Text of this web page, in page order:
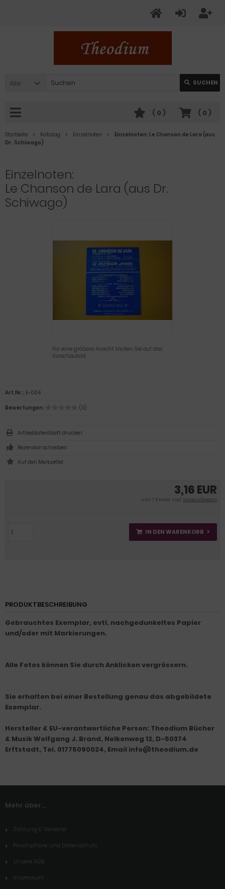
Alle SUCHEN
( 0 )
( 0 )
Startseite Katalog Einzelnoten
Einzelnoten: Le Chanson de Lara (aus
Dr. Schiwago)
Einzelnoten:
Le Chanson de Lara (aus Dr.
Schiwago)
Für eine größere Ansicht klicken Sie auf das
Vorschaubild
3,16 EUR
inkl. 7 % MwSt. zzgl.Versandkosten
IN DEN WARENKORB
Art.Nr.: E-004
Bewertungen:
(0)
Artikeldatenblatt drucken
Rezension schreiben
PRODUKTBESCHREIBUNG
Gebrauchtes Exemplar, evtl. nachgedunkeltes Papier
und/oder mit Markierungen.
Alle Fotos können Sie durch Anklicken vergrössern.
Sie erhalten bei einer Bestellung genau das abgebildete
Exemplar.
Hersteller & EU-verantwortliche Person: Theodium Bücher
& Musik Wolfgang J. Brand, Nelkenweg 12, D-50374
Erftstadt, Tel. 01775090024, Email info@theodium.de
Mehr über...
Zahlung & Versand
Privatsphäre und Datenschutz
Unsere AGB
Impressum